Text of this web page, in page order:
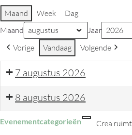
Maand Week
Dag
Maand
Jaar
Vorige
Vandaag Volgende
7 augustus 2026
8 augustus 2026
Evenementcategorieën Categorie
Crea